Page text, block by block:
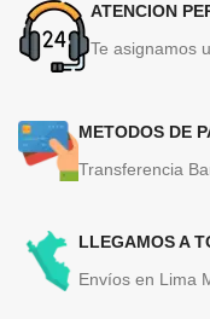
ATENCION
Te asignamos
METODOS DE
Transferencia
LLEGAMOS A
Envíos en Lima